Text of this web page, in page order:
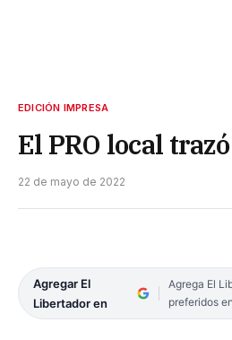
EDICIÓN IMPRESA
El PRO local
22 de mayo de 2022
Agregar El
Libertador en
Agrega El
preferidos